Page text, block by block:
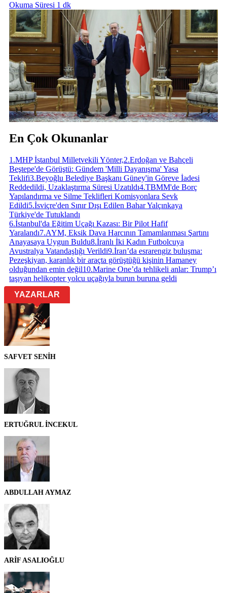
Okuma Süresi 1 dk
En Çok Okunanlar
1 .MHP İstanbul Milletvekili Yönter,2.Erdoğan ve Bahçeli
Beştepe'de Görüştü: Gündem 'Milli Dayanışma' Yasa
Teklifi3.Beyoğlu Belediye Başkanı Güney'in Göreve İadesi
Reddedildi, Uzaklaştırma Süresi Uzatıldı4.TBMM'de Borç
Yapılandırma ve Silme Teklifleri Komisyonlara Sevk
Edildi5.İsviçre'den Sınır Dışı Edilen Bahar Yalçınkaya
Türkiye'de Tutuklandı
6.İstanbul'da Eğitim Uçağı Kazası: Bir Pilot Hafif
Yaralandı7.AYM, Eksik Dava Harcının Tamamlanması Şartını
Anayasaya Uygun Buldu8.İranlı İki Kadın Futbolcuya
Avustralya Vatandaşlığı Verildi9.İran’da esrarengiz buluşma:
Pezeşkiyan, karanlık bir araçta görüştüğü kişinin Hamaney
olduğundan emin değil10.Marine One’da tehlikeli anlar: Trump’ı
taşıyan helikopter yolcu uçağıyla burun buruna geldi
YAZARLAR
SAFVET SENİH
ERTUĞRUL İNCEKUL
ABDULLAH AYMAZ
ARİF ASALIOĞLU